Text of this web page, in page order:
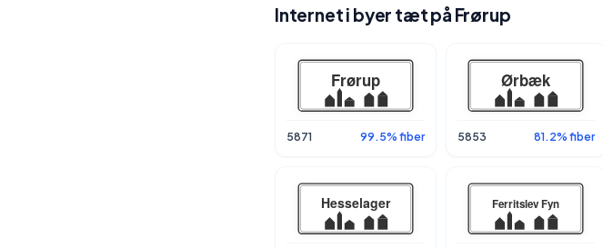
Internet i byer tæt på Frørup
5871 99.5% fiber 5853 81.2% fiber